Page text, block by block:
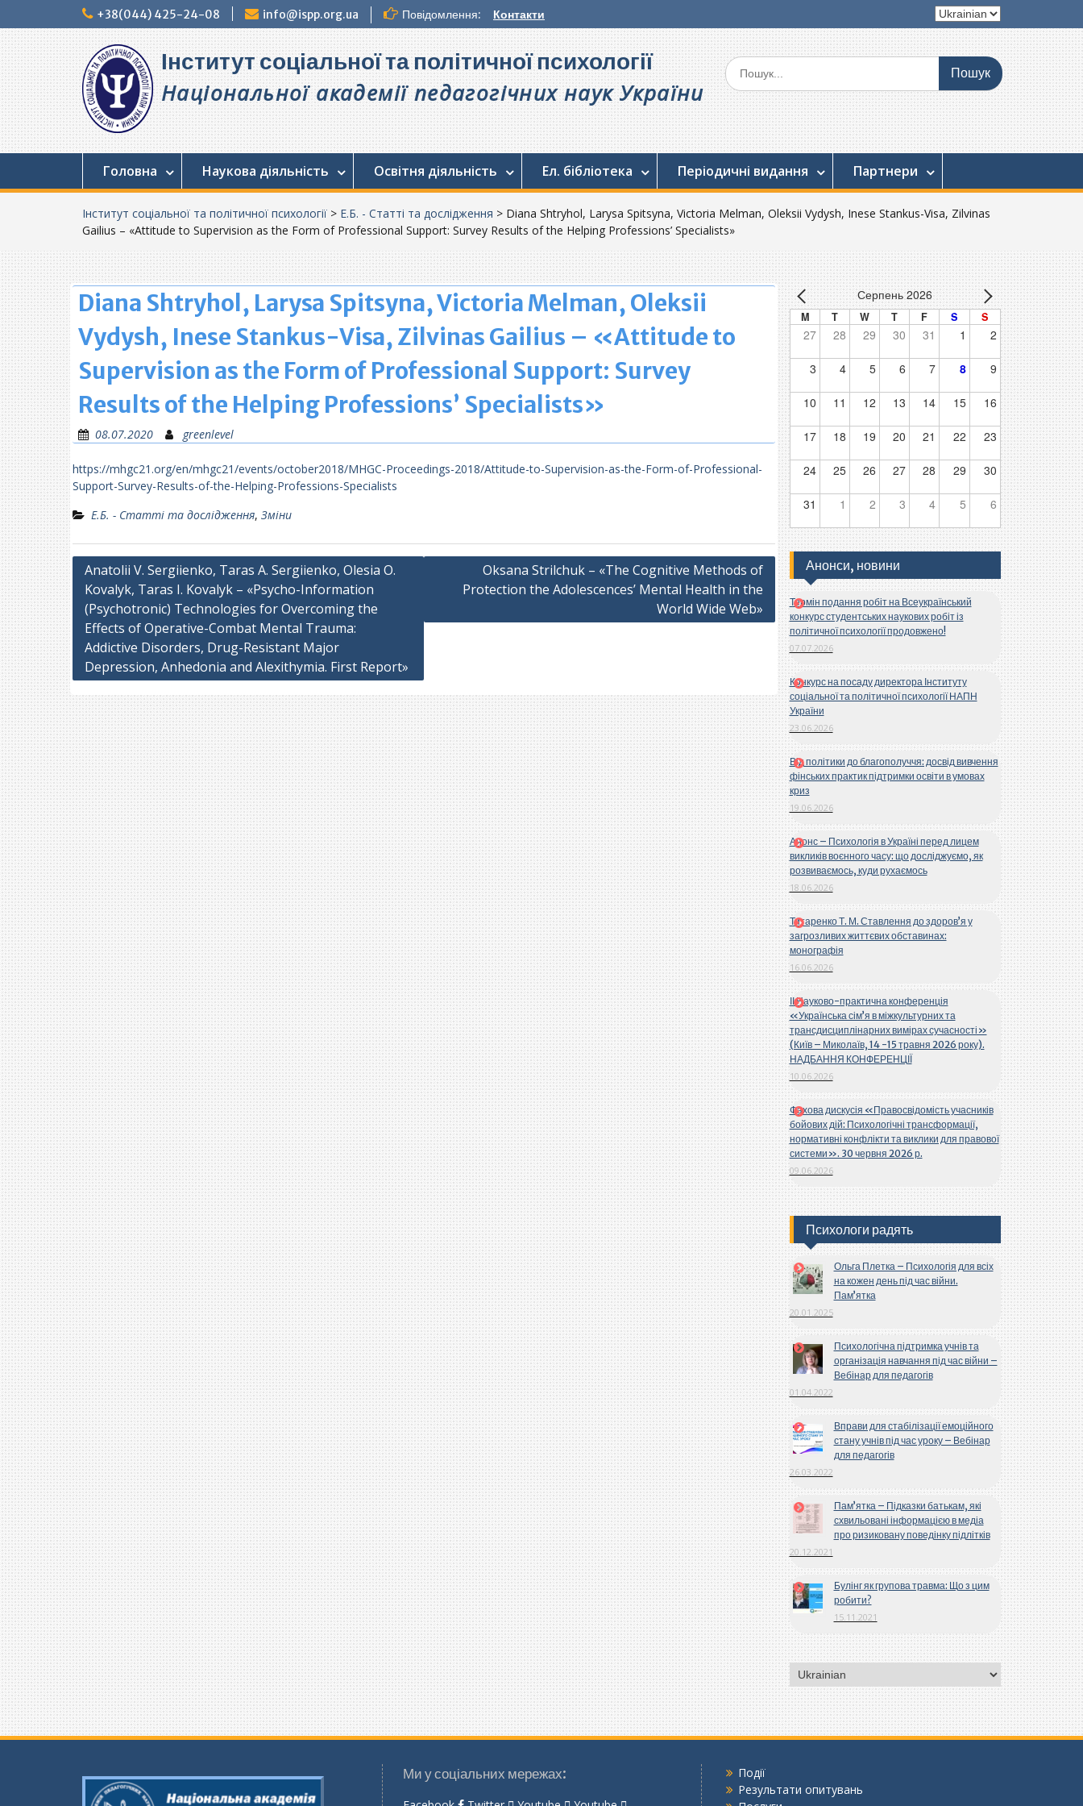
до
+38(044) 425-24-08 info@ispp.org.ua Повідомлення: Контакти
Вибрати
мову
Інститут соціальної та політичної психології
Національної академії педагогічних наук України
Шукати:
Головна Наукова діяльність Освітня діяльність Ел. бібліотека Періодичні видання Партнери
Інститут соціальної та політичної психології > Е.Б. - Статті та дослідження > Diana Shtryhol, Larysa Spitsyna, Victoria Melman, Oleksii Vydysh, Inese Stankus-Visa, Zilvinas
Gailius – «Attitude to Supervision as the Form of Professional Support: Survey Results of the Helping Professions’ Specialists»
Diana Shtryhol, Larysa Spitsyna, Victoria Melman, Oleksii
Vydysh, Inese Stankus-Visa, Zilvinas Gailius – «Attitude to
Supervision as the Form of Professional Support: Survey
Results of the Helping Professions’ Specialists»
08.07.2020 greenlevel
https://mhgc21.org/en/mhgc21/events/october2018/MHGC-Proceedings-2018/Attitude-to-Supervision-as-the-Form-of-Professional-
Support-Survey-Results-of-the-Helping-Professions-Specialists
Е.Б. - Статті та дослідження, Зміни
Навігація
записів
Anatolii V. Sergiienko, Taras A. Sergiienko, Olesia O.
Kovalyk, Taras I. Kovalyk – «Psycho-Information
(Psychotronic) Technologies for Overcoming the
Effects of Operative-Combat Mental Trauma:
Addictive Disorders, Drug-Resistant Major
Depression, Anhedonia and Alexithymia. First Report»
Oksana Strilchuk – «The Cognitive Methods of
Protection the Adolescences’ Mental Health in the
World Wide Web»
Серпень 2026
M T W T F S S
27 28 29 30 31 1 2
3 4 5 6 7 8 9
10 11 12 13 14 15 16
17 18 19 20 21 22 23
24 25 26 27 28 29 30
31 1 2 3 4 5 6
Анонси, новини
Термін подання робіт на Всеукраїнський
конкурс студентських наукових робіт із
політичної психології продовжено!
07.07.2026
Конкурс на посаду директора Інституту
соціальної та політичної психології НАПН
України
23.06.2026
Від політики до благополуччя: досвід вивчення
фінських практик підтримки освіти в умовах
криз
19.06.2026
Анонс – Психологія в Україні перед лицем
викликів воєнного часу: що досліджуємо, як
розвиваємось, куди рухаємось
18.06.2026
Титаренко Т. М. Ставлення до здоров’я у
загрозливих життєвих обставинах:
монографія
16.06.2026
ІІ Науково-практична конференція
«Українська сім’я в міжкультурних та
трансдисциплінарних вимірах сучасності»
(Київ – Миколаїв, 14 -15 травня 2026 року).
НАДБАННЯ КОНФЕРЕНЦІЇ
10.06.2026
Фахова дискусія «Правосвідомість учасників
бойових дій: Психологічні трансформації,
нормативні конфлікти та виклики для правової
системи». 30 червня 2026 р.
09.06.2026
Психологи радять
Ольга Плетка – Психологія для всіх
на кожен день під час війни.
Пам’ятка
20.01.2025
Психологічна підтримка учнів та
організація навчання під час війни –
Вебінар для педагогів
01.04.2022
Вправи для стабілізації емоційного
стану учнів під час уроку – Вебінар
для педагогів
26.03.2022
Пам’ятка – Підказки батькам, які
схвильовані інформацією в медіа
про ризиковану поведінку підлітків
20.12.2021
Булінг як групова травма: Що з цим
робити?
15.11.2021
Вибрати
мову
Ми у соціальних мережах:
Події
Результати опитувань